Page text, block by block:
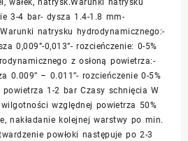
wałek, natrysk.Warunki natrysku
3-4 bar- dysza 1.4-1.8 mm-
natrysku hydrodynamicznego:-
0,009”-0,013”- rozcieńczenie: 0-5%
z osłoną powietrza:-
– 0.011’’- rozcieńczenie 0-5%
1-2 bar Czasy schnięcia W
względnej powietrza 50%
nakładanie kolejnej warstwy po min.
powłoki następuje po 2-3